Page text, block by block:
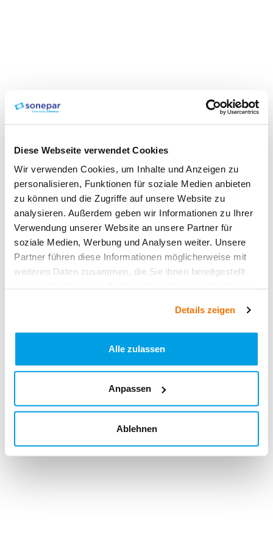
Diese Webseite verwendet Cookies
Wir verwenden Cookies, um Inhalte und Anzeigen zu
personalisieren, Funktionen für soziale Medien anbieten
zu können und die Zugriffe auf unsere Website zu
analysieren. Außerdem geben wir Informationen zu Ihrer
Verwendung unserer Website an unsere Partner für
soziale Medien, Werbung und Analysen weiter. Unsere
Partner führen diese Informationen möglicherweise mit
weiteren Daten zusammen, die Sie ihnen bereitgestellt
Details zeigen
Alle zulassen
Anpassen
Ablehnen